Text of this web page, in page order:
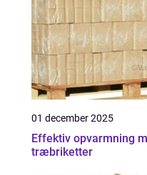
01 december 2025
Effektiv opvarmning
træbriketter